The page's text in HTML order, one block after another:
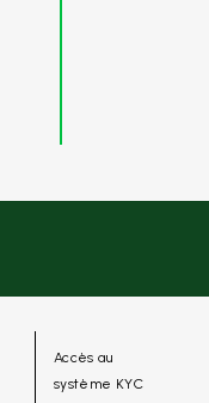
Accès au
système KYC